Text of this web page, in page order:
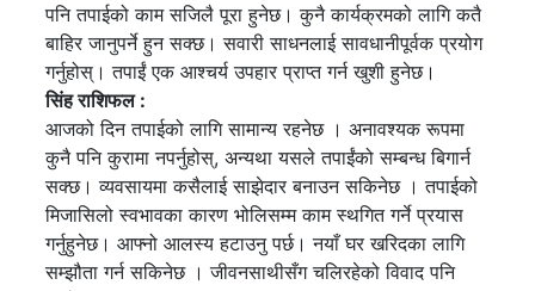
पनि तपाईको काम सजिलै पूरा हुनेछ। कुनै कार्यक्रमको लागि कतै
बाहिर जानुपर्ने हुन सक्छ। सवारी साधनलाई सावधानीपूर्वक प्रयोग
गर्नुहोस्। तपाईं एक आश्चर्य उपहार प्राप्त गर्न खुशी हुनेछ।
सिंह राशिफल :
आजको दिन तपाईको लागि सामान्य रहनेछ । अनावश्यक रूपमा
कुनै पनि कुरामा नपर्नुहोस्, अन्यथा यसले तपाईंको सम्बन्ध बिगार्न
सक्छ। व्यवसायमा कसैलाई साझेदार बनाउन सकिनेछ । तपाईको
मिजासिलो स्वभावका कारण भोलिसम्म काम स्थगित गर्ने प्रयास
गर्नुहुनेछ। आफ्नो आलस्य हटाउनु पर्छ। नयाँ घर खरिदका लागि
सम्झौता गर्न सकिनेछ । जीवनसाथीसँग चलिरहेको विवाद पनि